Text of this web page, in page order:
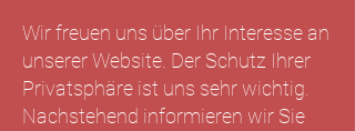
Wir freuen uns über Ihr Interesse an
unserer Website. Der Schutz Ihrer
Privatsphäre ist uns sehr wichtig.
Nachstehend informieren wir Sie